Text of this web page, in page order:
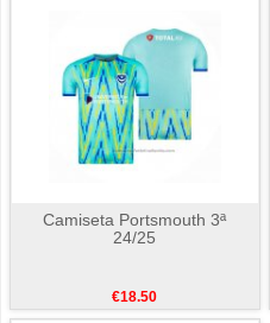
Camiseta Portsmouth 3ª
24/25
€18.50